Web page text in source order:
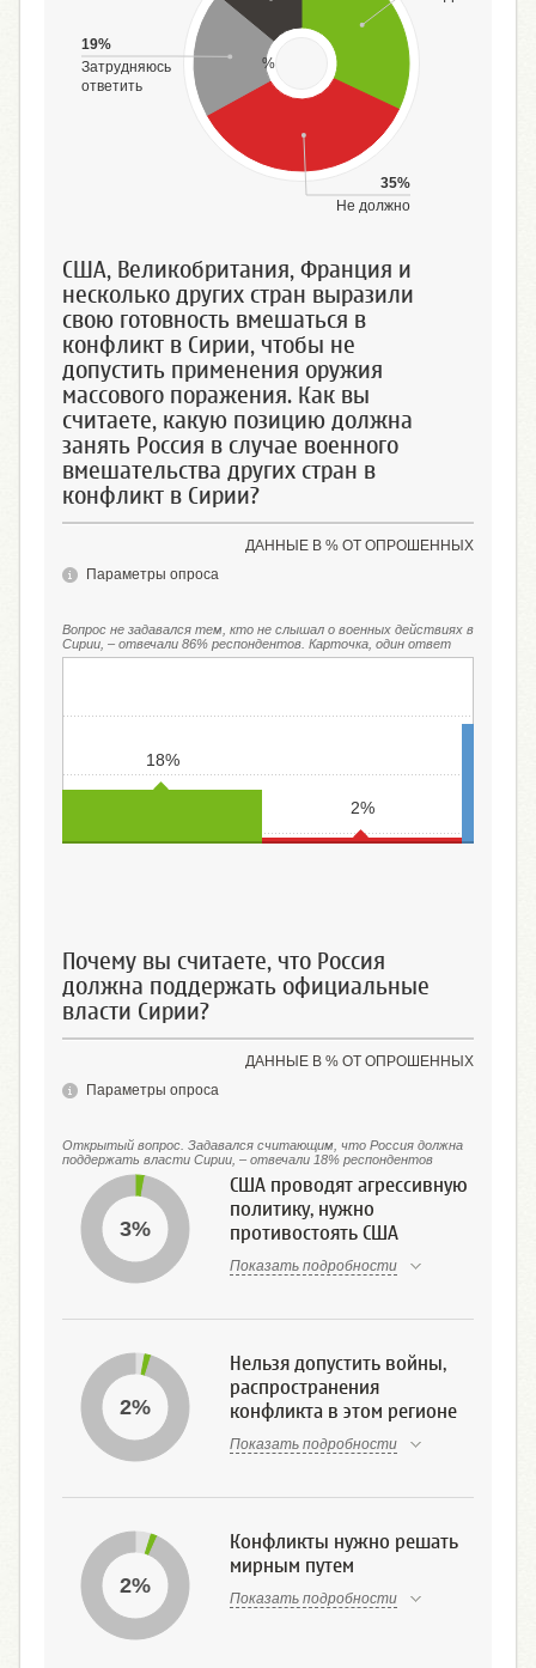
%
35%
Не должно
19%
Затрудняюсь
ответить
США, Великобритания, Франция и
несколько других стран выразили
свою готовность вмешаться в
конфликт в Сирии, чтобы не
допустить применения оружия
массового поражения. Как вы
считаете, какую позицию должна
занять Россия в случае военного
вмешательства других стран в
конфликт в Сирии?
ДАННЫЕ В % ОТ ОПРОШЕННЫХ
Параметры опроса
Вопрос не задавался тем, кто не слышал о военных действиях в
Сирии, – отвечали 86% респондентов. Карточка, один ответ
18%
2%
Почему вы считаете, что Россия
должна поддержать официальные
власти Сирии?
ДАННЫЕ В % ОТ ОПРОШЕННЫХ
Параметры опроса
Открытый вопрос. Задавался считающим, что Россия должна
поддержать власти Сирии, – отвечали 18% респондентов
3%
США проводят агрессивную
политику, нужно
противостоять США
Показать подробности
2%
Нельзя допустить войны,
распространения
конфликта в этом регионе
Показать подробности
2%
Конфликты нужно решать
мирным путем
Показать подробности